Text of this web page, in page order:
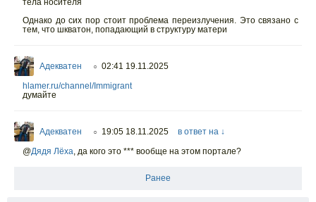
тела носителя
Однако до сих пор стоит проблема переизлучения. Это связано с
тем, что шкватон, попадающий в структуру матери
Адекватен ○ 02:41 19.11.2025
hlamer.ru/channel/Immigrant
думайте
Адекватен ○ 19:05 18.11.2025
в ответ на ↓
@Дядя Лёха, да кого это *** вообще на этом портале?
Ранее